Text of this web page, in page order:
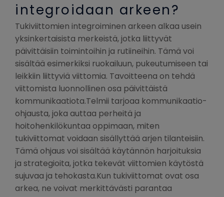
integroidaan arkeen?
Tukiviittomien integroiminen arkeen alkaa usein
yksinkertaisista merkeistä, jotka liittyvät
päivittäisiin toimintoihin ja rutiineihin. Tämä voi
sisältää esimerkiksi ruokailuun, pukeutumiseen tai
leikkiin liittyviä viittomia. Tavoitteena on tehdä
viittomista luonnollinen osa päivittäistä
kommunikaatiota.Telmii tarjoaa kommunikaatio-
ohjausta, joka auttaa perheitä ja
hoitohenkilökuntaa oppimaan, miten
tukiviittomat voidaan sisällyttää arjen tilanteisiin.
Tämä ohjaus voi sisältää käytännön harjoituksia
ja strategioita, jotka tekevät viittomien käytöstä
sujuvaa ja tehokasta.Kun tukiviittomat ovat osa
arkea, ne voivat merkittävästi parantaa